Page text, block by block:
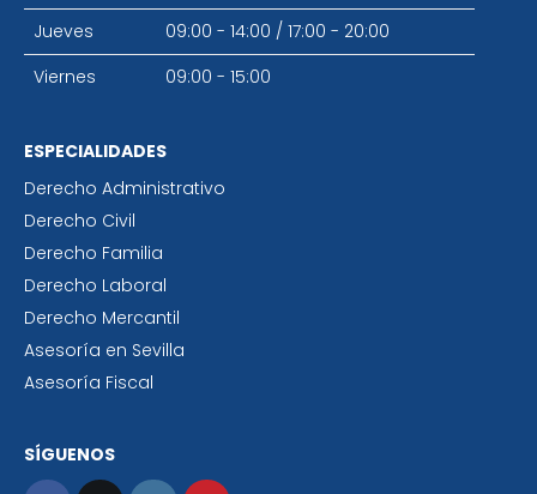
Jueves
09:00 - 14:00 / 17:00 - 20:00
Viernes
09:00 - 15:00
ESPECIALIDADES
Derecho Administrativo
Derecho Civil
Derecho Familia
Derecho Laboral
Derecho Mercantil
Asesoría en Sevilla
Asesoría Fiscal
SÍGUENOS